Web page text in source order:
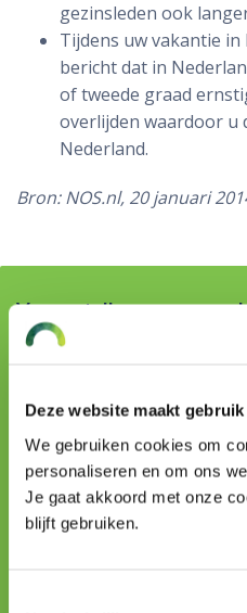
Deze website maakt
We gebruiken cookies om
personaliseren en om ons
Je gaat akkoord met onze
blijft gebruiken.
gezinsleden ook
Tijdens uw vakantie
bericht dat in
of tweede graad
overlijden waardoor u
Nederland.
Bron: NOS.nl, 20 januari
Vraag stellen aan onze
Telefoon